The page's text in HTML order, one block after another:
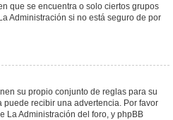
que se encuentra o solo ciertos grupos
Administración si no está seguro de por
su propio conjunto de reglas para su
recibir una advertencia. Por favor
La Administración del foro, y phpBB